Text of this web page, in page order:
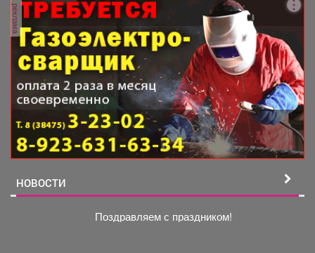
реклама
НОВОСТИ
Поздравляем с праздником!